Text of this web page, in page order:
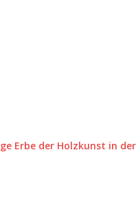
Erbe der Holzkunst in